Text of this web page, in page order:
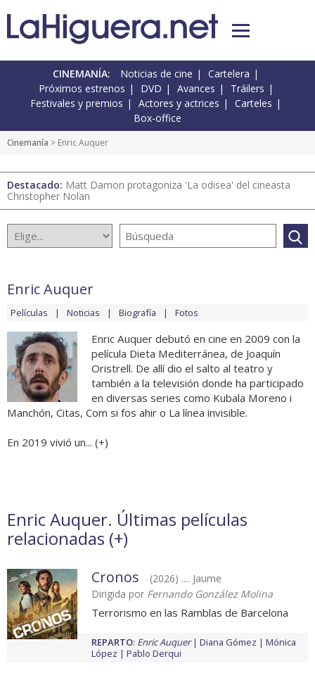
CINEMANÍA: Noticias de cine
Cartelera
Próximos estrenos
DVD Avances
Tráilers
Festivales y premios
Actores y actrices
Carteles
Box-office
Cinemanía > Enric Auquer
Destacado: Matt Damon protagoniza 'La odisea' del cineasta
Christopher Nolan
Enric Auquer
Películas Noticias Biografía Fotos
Enric Auquer debutó en cine en 2009 con la
película Dieta Mediterránea, de Joaquín
Oristrell. De allí dio el salto al teatro y
también a la televisión donde ha participado
en diversas series como Kubala Moreno i
Manchón, Citas, Com si fos ahir o La línea invisible.
En 2019 vivió un... (+)
Enric Auquer. Últimas películas
relacionadas (+)
Cronos
(2026) .... Jaume
Dirigida por Fernando González Molina
Terrorismo en las Ramblas de Barcelona
REPARTO: Enric Auquer Diana Gómez
Mónica
López
Pablo Derqui